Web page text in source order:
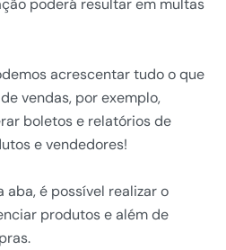
poderá resultar em multas
acrescentar tudo o que
vendas, por exemplo,
boletos e relatórios de
e vendedores!
aba, é possível realizar o
produtos e além de